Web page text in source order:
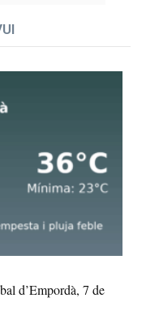
d’Empordà, 7 de